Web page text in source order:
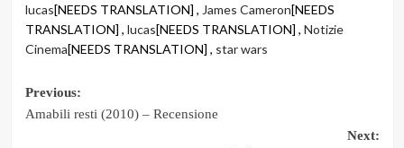
lucas[NEEDS TRANSLATION] , James Cameron[NEEDS
TRANSLATION] , lucas[NEEDS TRANSLATION] , Notizie
Cinema[NEEDS TRANSLATION] , star wars
Post
Previous:
Amabili resti (2010) – Recensione
Next: